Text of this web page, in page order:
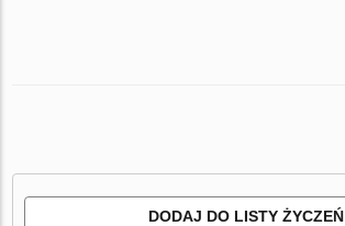
DODAJ DO LISTY ŻYCZEŃ